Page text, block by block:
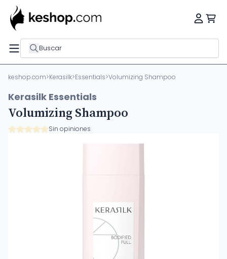
Buscar
keshop.com>Kerasilk>Essentials>Volumizing Shampoo
Kerasilk Essentials
Volumizing Shampoo
Sin opiniones